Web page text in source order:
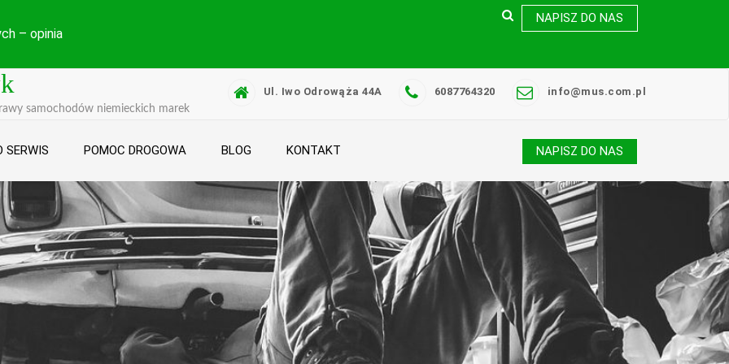
– opinia
NAPISZ DO NAS
samochodów niemieckich marek
Ul. Iwo Odrowąża 44A 6087764320 info@mus.com.pl
SERWIS POMOC DROGOWA BLOG KONTAKT NAPISZ DO NAS